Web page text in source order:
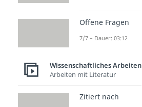
Offene Fragen
7/7 – Dauer: 03:12
Wissenschaftliches Arbeiten
Arbeiten mit Literatur
Zitiert nach